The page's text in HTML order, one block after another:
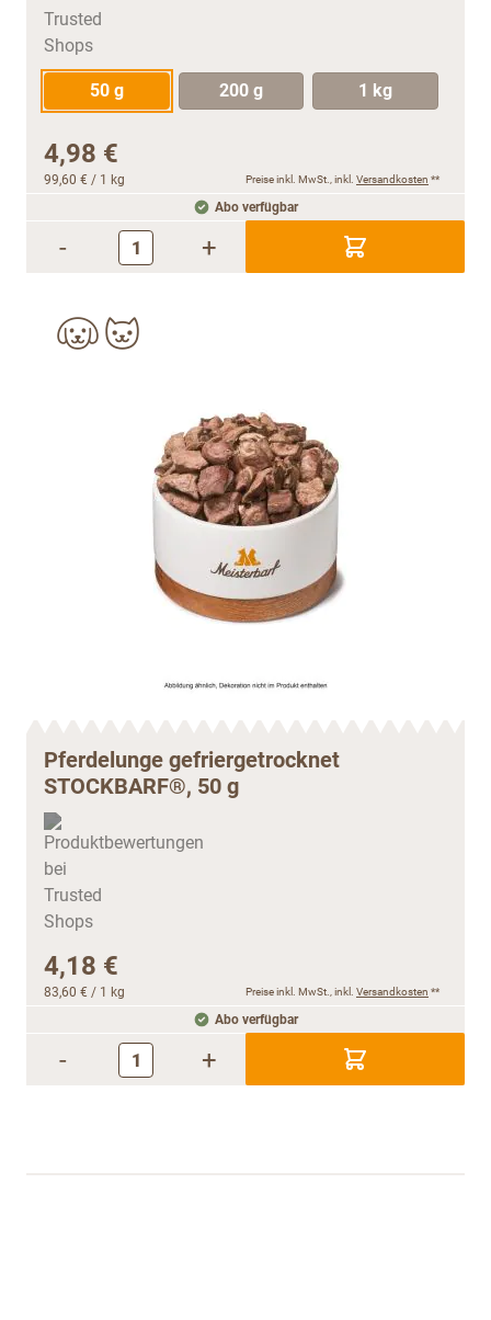
50 g 200 g 1 kg
4,98 €
99,60 € / 1 kg Preise inkl. MwSt., inkl. Versandkosten **
Abo verfügbar
- +
Pferdelunge gefriergetrocknet
STOCKBARF®, 50 g
4,18 €
83,60 € / 1 kg Preise inkl. MwSt., inkl. Versandkosten **
Abo verfügbar
- +